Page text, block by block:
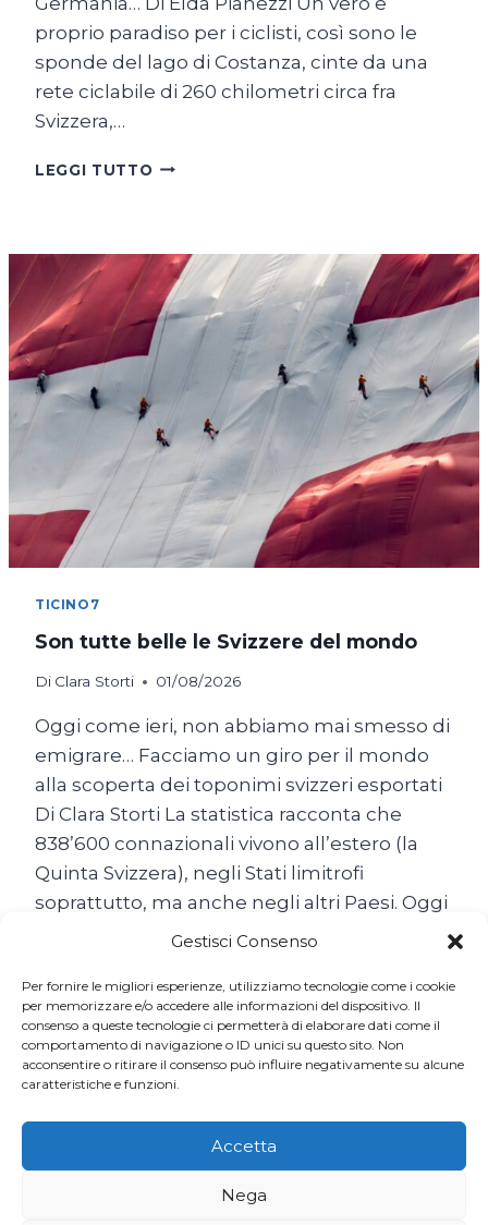
Gestisci Consenso
Per fornire le migliori esperienze, utilizziamo tecnologie come i cookie
per memorizzare e/o accedere alle informazioni del dispositivo. Il
consenso a queste tecnologie ci permetterà di elaborare dati come il
comportamento di navigazione o ID unici su questo sito. Non
acconsentire o ritirare il consenso può influire negativamente su alcune
caratteristiche e funzioni.
Accetta
Nega
proprio paradiso per i ciclisti, così sono le
sponde del lago di Costanza, cinte da una
rete ciclabile di 260 chilometri circa fra
Svizzera,…
LEGGI TUTTO SUL
IN
BICICLETTA
TICINO7
Son tutte belle le Svizzere del mondo
Di Clara Storti 01/08/2026
Oggi come ieri, non abbiamo mai smesso di
emigrare… Facciamo un giro per il mondo
alla scoperta dei toponimi svizzeri esportati
Di Clara Storti La statistica racconta che
838’600 connazionali vivono all’estero (la
Quinta Svizzera), negli Stati limitrofi
soprattutto, ma anche negli altri Paesi. Oggi
come ieri, non abbiamo mai smesso di
LEGGI TUTTOSON
TUTTE
BELLE
LE
DEL
MONDO